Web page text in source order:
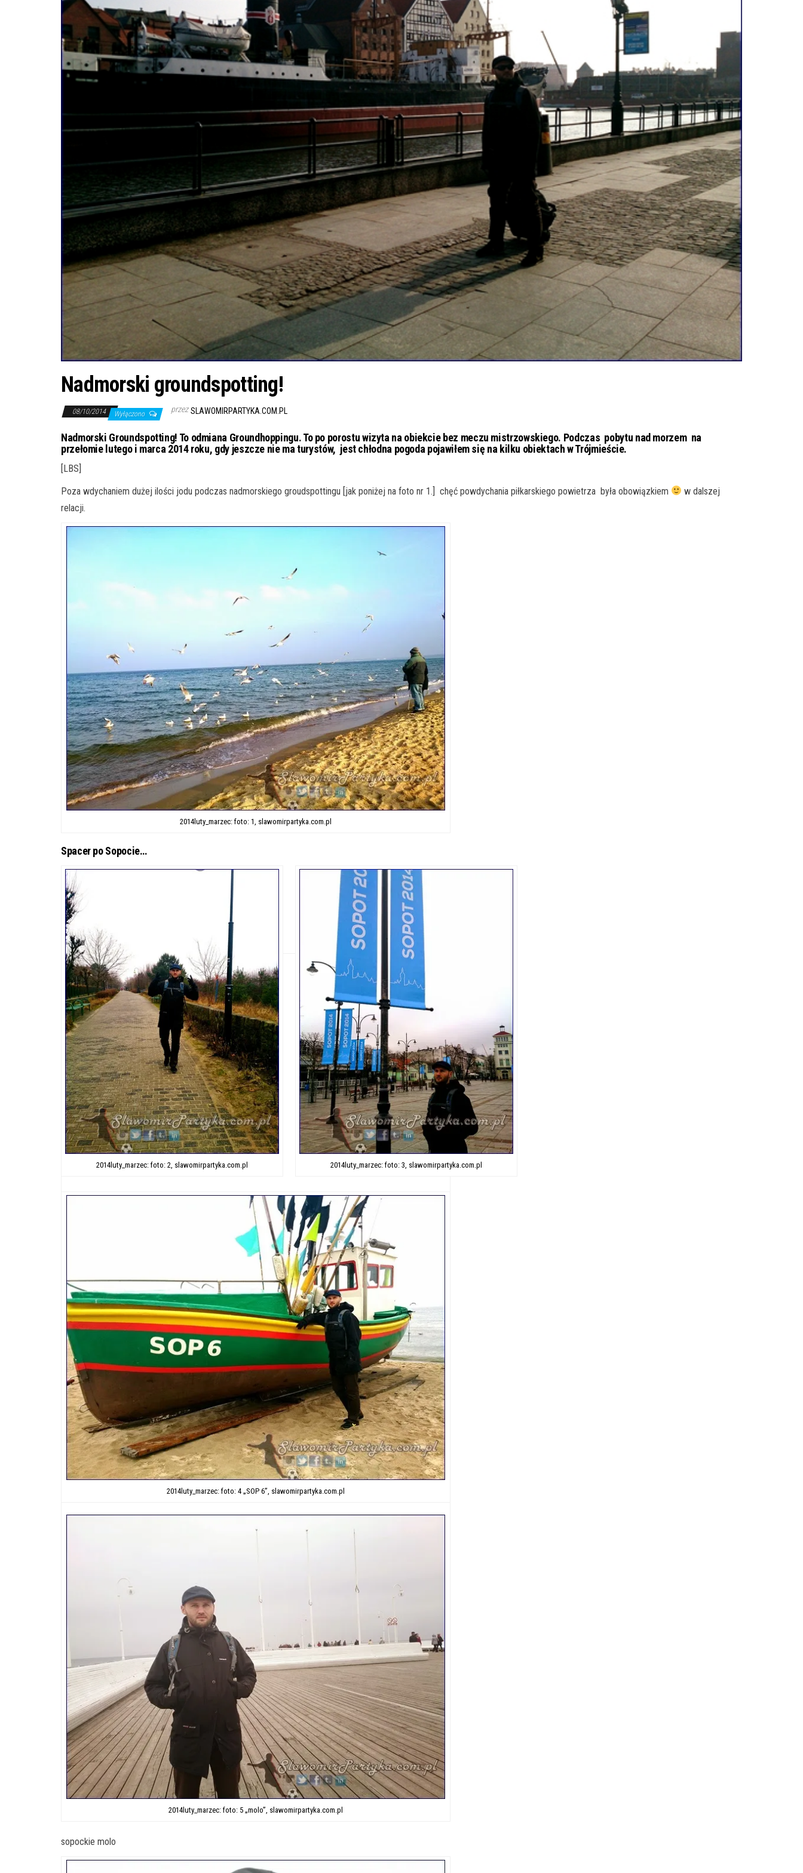
Nadmorski groundspotting!
08/10/2014 Wyłączono przez SLAWOMIRPARTYKA.COM.PL
Nadmorski Groundspotting! To odmiana Groundhoppingu. To po porostu wizyta na obiekcie bez meczu mistrzowskiego. Podczas pobytu nad morzem na
przełomie lutego i marca 2014 roku, gdy jeszcze nie ma turystów, jest chłodna pogoda pojawiłem się na kilku obiektach w Trójmieście.
[LBS]
Poza wdychaniem dużej ilości jodu podczas nadmorskiego groudspottingu [jak poniżej na foto nr 1.] chęć powdychania piłkarskiego powietrza była obowiązkiem
w dalszej
relacji.
2014luty_marzec: foto: 1, slawomirpartyka.com.pl
Spacer po Sopocie…
2014luty_marzec: foto: 2, slawomirpartyka.com.pl 2014luty_marzec: foto: 3, slawomirpartyka.com.pl
2014luty_marzec: foto: 4 „SOP 6”, slawomirpartyka.com.pl
2014luty_marzec: foto: 5 „molo”, slawomirpartyka.com.pl
sopockie molo